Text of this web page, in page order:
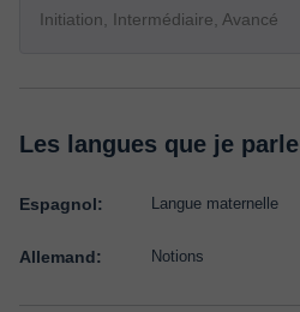
Initiation, Intermédiaire, Avancé
Les langues que je parle
Espagnol: Langue maternelle
Allemand: Notions